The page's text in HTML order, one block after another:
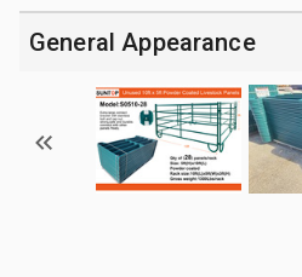
General Appearance